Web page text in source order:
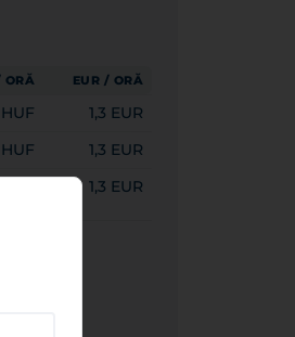
ORĂ EUR / ORĂ
1,3 EUR
1,3 EUR
1,3 EUR